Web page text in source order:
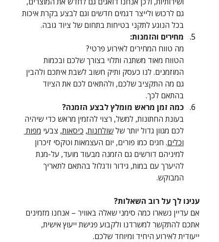
גם לרכוש ולייצר דגמים חדשים וגם לבצע בקרת איכות
בכל הנוגע לתקני בטיחות בתחום של ציוד גובה.
מחירים והזמנות:
מה טווח המחירים לאירוע פרטי?
הטווח מאוד משתנה ותלוי בצורך שלכם ובכמות
המוזמנים. לנו כעסק ותיק חשוב לשבת איתכם ולהבין
גם מה התקציב שלכם, ולהתאים לכם את הציוד
בהתאם לכך.
כמה זמן מראש מומלץ לבצע הזמנה?
בעונת החתונות, למשל, רצוי להזמין מראש כדי שיהיה
לכם מגוון גדול יותר של שולחנות, כיסאות, צבעי מפות
וכלים. חגים כמו פורים, יום העצמאות וטקסי זיכרון
למיניהם דורשים גם הזמנה מבעוד מועד, על-מנת
להיערך עם במות, גידור ודגלול בהתאם לתאריך
המבוקש.
ענינו לך על רוב השאלות?
אם עדיין נשארו כמה סימני שאלה באוויר – אנחנו מזמינים
אתכם להתקשר למשרדנו ולקבוע פגישת ייעוץ אישית,
ייעודית לאירוע היחיד ומיוחד שלכם.